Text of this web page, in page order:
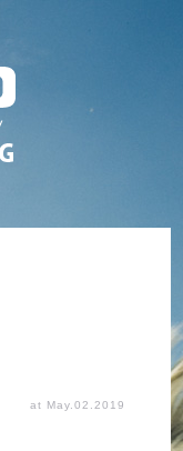
at May.02.2019